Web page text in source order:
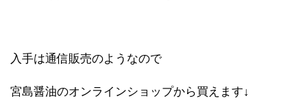
入手は通信販売のようなので
宮島醤油のオンラインショップから買えます↓